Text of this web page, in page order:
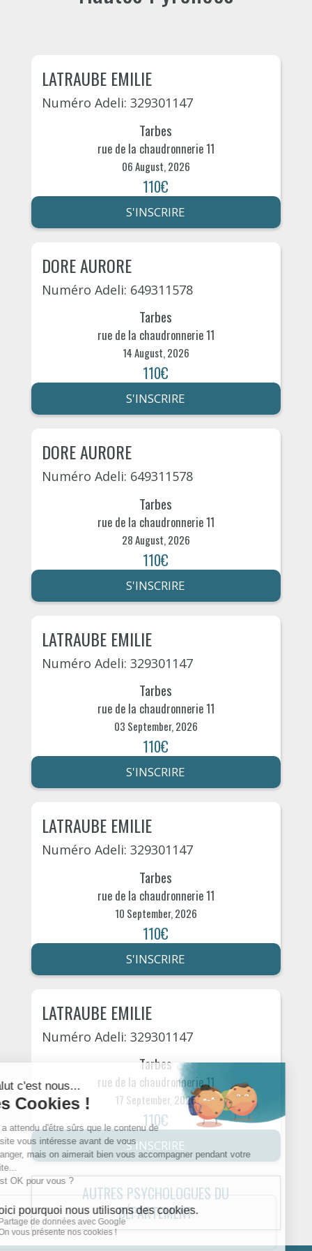
LATRAUBE EMILIE
Numéro Adeli: 329301147
Tarbes
rue de la chaudronnerie 11
06 August, 2026
110€
S'INSCRIRE
DORE AURORE
Numéro Adeli: 649311578
Tarbes
rue de la chaudronnerie 11
14 August, 2026
110€
S'INSCRIRE
DORE AURORE
Numéro Adeli: 649311578
Tarbes
rue de la chaudronnerie 11
28 August, 2026
110€
S'INSCRIRE
LATRAUBE EMILIE
Numéro Adeli: 329301147
Tarbes
rue de la chaudronnerie 11
03 September, 2026
110€
S'INSCRIRE
LATRAUBE EMILIE
Numéro Adeli: 329301147
Tarbes
rue de la chaudronnerie 11
10 September, 2026
110€
S'INSCRIRE
LATRAUBE EMILIE
Numéro Adeli: 329301147
Tarbes
rue de la chaudronnerie 11
17 September, 2026
110€
S'INSCRIRE
AUTRES PSYCHOLOGUES DU
DÉPARTEMENT